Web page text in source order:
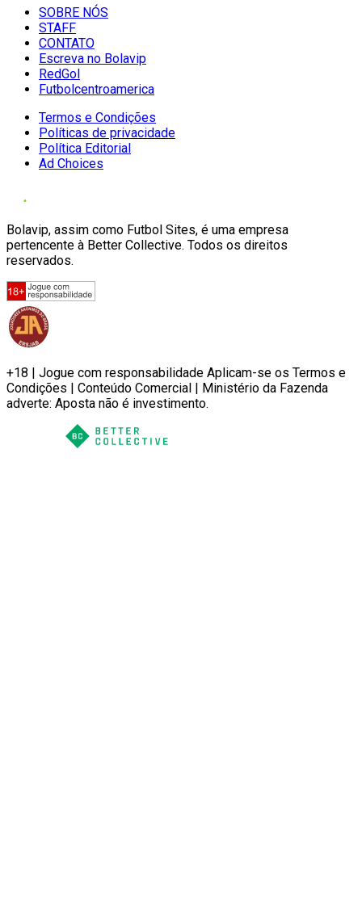
SOBRE NÓS
STAFF
CONTATO
Escreva no Bolavip
RedGol
Futbolcentroamerica
Termos e Condições
Políticas de privacidade
Política Editorial
Ad Choices
Bolavip, assim como Futbol Sites, é uma empresa
pertencente à Better Collective. Todos os direitos
reservados.
+18 | Jogue com responsabilidade Aplicam-se os Termos e
Condições | Conteúdo Comercial | Ministério da Fazenda
adverte: Aposta não é investimento.